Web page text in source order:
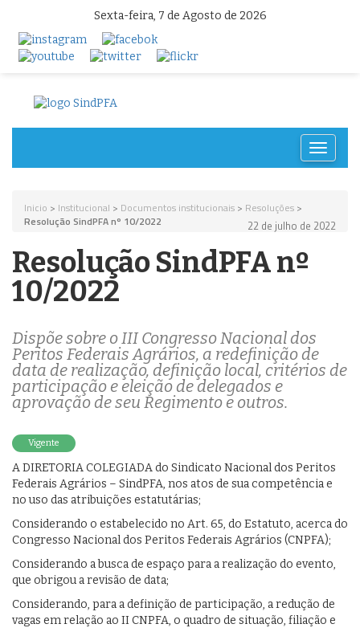
Sexta-feira, 7 de Agosto de 2026
Toggle
Inicio > Institucional > Documentos institucionais > Resoluções >
Resolução SindPFA nº 10/2022
22 de julho de 2022
Resolução SindPFA nº
10/2022
Dispõe sobre o III Congresso Nacional dos
Peritos Federais Agrários, a redefinição de
data de realização, definição local, critérios de
participação e eleição de delegados e
aprovação de seu Regimento e outros.
Vigente
A DIRETORIA COLEGIADA do Sindicato Nacional dos Peritos
Federais Agrários – SindPFA, nos atos de sua competência e
no uso das atribuições estatutárias;
Considerando o estabelecido no Art. 65, do Estatuto, acerca do
Congresso Nacional dos Peritos Federais Agrários (CNPFA);
Considerando a busca de espaço para a realização do evento,
que obrigou a revisão de data;
Considerando, para a definição de participação, a redução de
vagas em relação ao II CNPFA, o quadro de situação, filiação e